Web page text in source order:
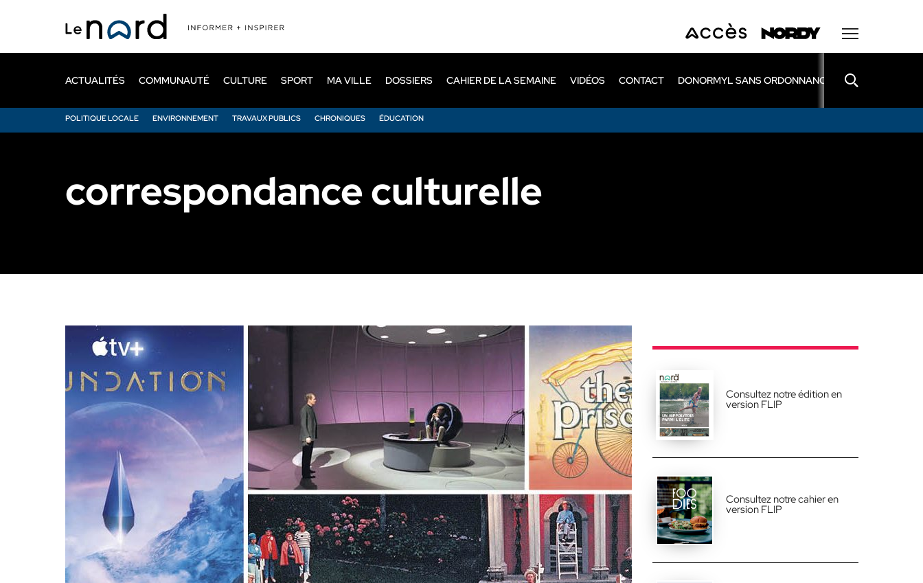
principal
ACTUALITÉS
POLITIQUE LOCALE ENVIRONNEMENT TRAVAUX PUBLICS CHRONIQUES ÉDUCATION
COMMUNAUTÉ CULTURE SPORT MA VILLE DOSSIERS CAHIER DE LA SEMAINE VIDÉOS CONTACT DONORMYL SANS ORDONNANCE LEXOMIL SANS
correspondance culturelle
Consultez notre édition en
version FLIP
Consultez notre cahier en
version FLIP